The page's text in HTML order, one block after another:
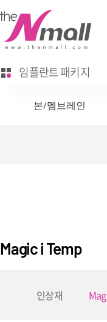
임플란트 패키지
본/멤브레인
Magic i Temp
인상재